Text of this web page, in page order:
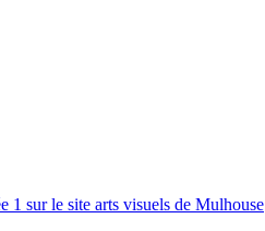
1 sur le site arts visuels de Mulhouse